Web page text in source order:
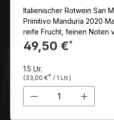
Italienischer Rotwein San
Primitivo Manduria 2020
reife Frucht, feinen Noten
Vanille. Die Tannine sind
gereift, das Finale lang,
49,50 €*
1.5 Ltr.
(33,00 €* / 1 Ltr.)
Produkt